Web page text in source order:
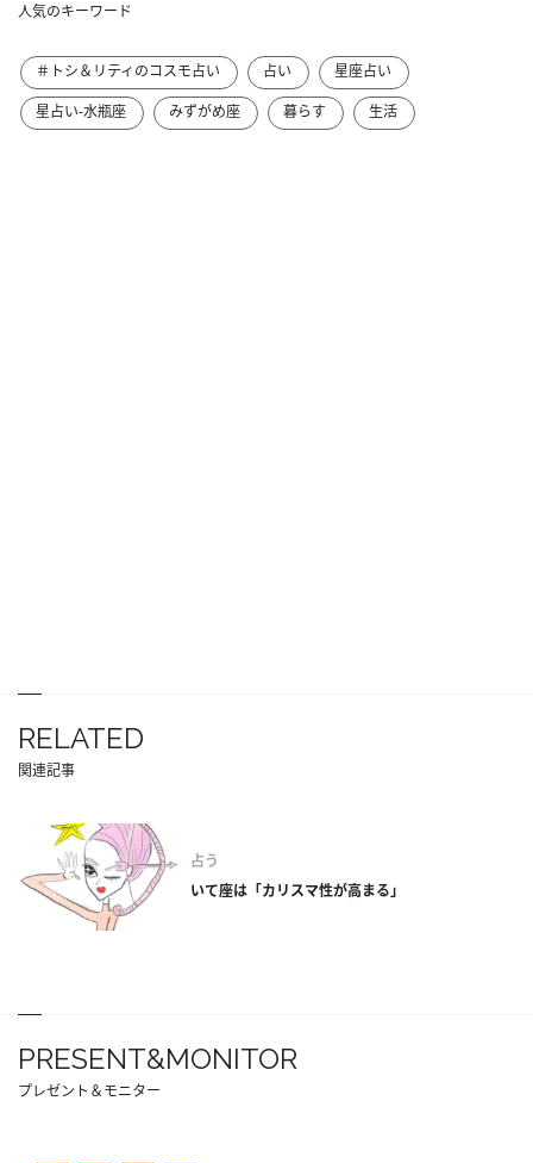
人気のキーワード
＃トシ＆リティのコスモ占い 占い
星座占い
星占い-水瓶座
みずがめ座 暮らす 生活
RELATED
関連記事
占う
いて座は「カリスマ性が高まる」
PRESENT&MONITOR
プレゼント＆モニター